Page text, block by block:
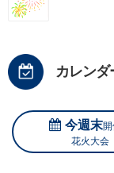
カレンダ
今週末
花火大会